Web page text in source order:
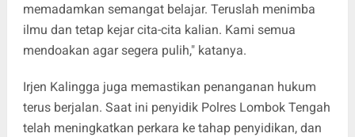
memadamkan semangat belajar. Teruslah menimba
ilmu dan tetap kejar cita-cita kalian. Kami semua
mendoakan agar segera pulih," katanya.
Irjen Kalingga juga memastikan penanganan hukum
terus berjalan. Saat ini penyidik Polres Lombok Tengah
telah meningkatkan perkara ke tahap penyidikan, dan